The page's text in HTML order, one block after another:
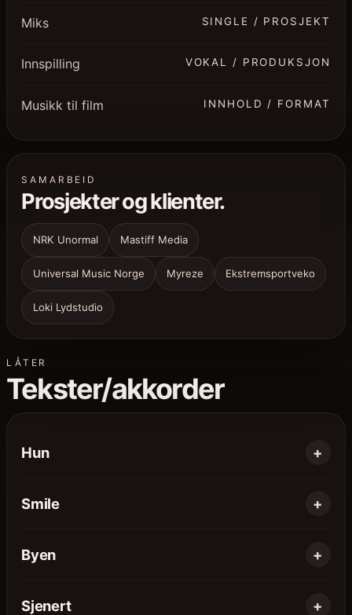
Miks SINGLE / PROSJEKT
Innspilling VOKAL / PRODUKSJON
Musikk til film INNHOLD / FORMAT
SAMARBEID
Prosjekter og klienter.
NRK Unormal Mastiff Media
Universal Music Norge Myreze Ekstremsportveko
Loki Lydstudio
LÅTER
Tekster/akkorder
Hun
Smile
Byen
Sjenert